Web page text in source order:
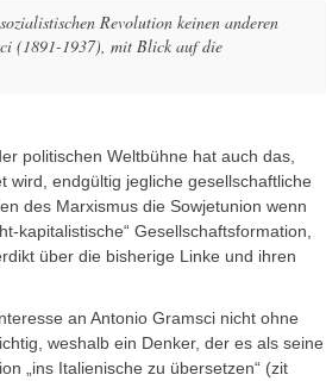
Revolution keinen anderen
(1891-1937), mit Blick auf die
politischen Weltbühne hat auch das,
wird, endgültig jegliche gesellschaftliche
des Marxismus die Sowjetunion wenn
kapitalistische“ Gesellschaftsformation,
über die bisherige Linke und ihren
an Antonio Gramsci nicht ohne
weshalb ein Denker, der es als seine
„ins Italienische zu übersetzen“ (zit